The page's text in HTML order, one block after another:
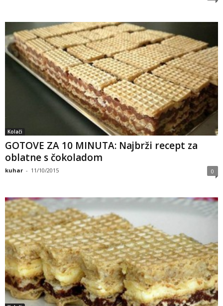
Kolači
GOTOVE ZA 10 MINUTA: Najbrži recept za
oblatne s čokoladom
kuhar - 11/10/2015 0